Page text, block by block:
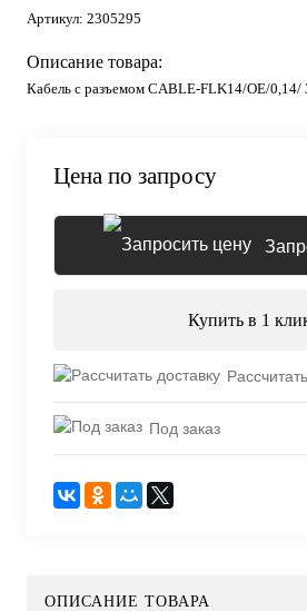
Артикул: 2305295
Описание товара:
Кабель с разъемом CABLE-FLK14/OE/0,14/
Цена по запросу
Купить в 1
Под заказ
ОПИСАНИЕ ТОВАРА